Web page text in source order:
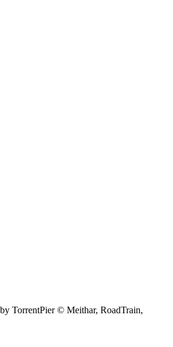
TorrentPier © Meithar, RoadTrain,